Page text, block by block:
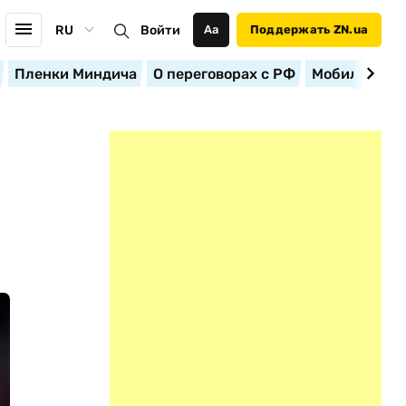
RU Войти Аа Поддержать ZN.ua
Пленки Миндича О переговорах с РФ